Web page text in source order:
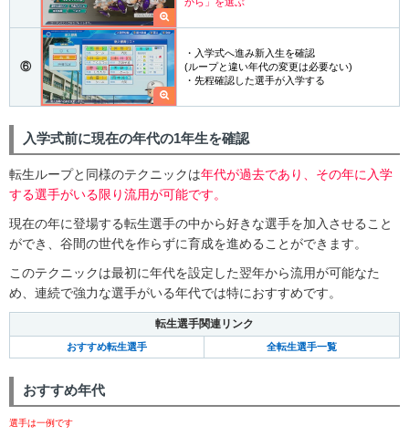
⑥
・入学式へ進み新入生を確認
(ループと違い年代の変更は必要ない)
・先程確認した選手が入学する
入学式前に現在の年代の1年生を確認
転生ループと同様のテクニックは年代が過去であり、その年に入学
する選手がいる限り流用が可能です。
現在の年に登場する転生選手の中から好きな選手を加入させること
ができ、谷間の世代を作らずに育成を進めることができます。
このテクニックは最初に年代を設定した翌年から流用が可能なた
め、連続で強力な選手がいる年代では特におすすめです。
転生選手関連リンク
おすすめ転生選手 全転生選手一覧
おすすめ年代
選手は一例です